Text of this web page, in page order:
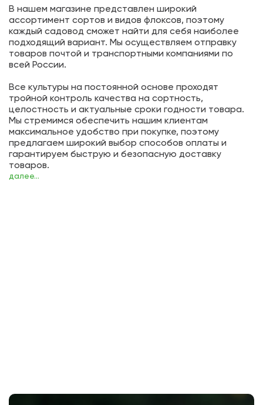
В нашем магазине представлен широкий
ассортимент сортов и видов флоксов, поэтому
каждый садовод сможет найти для себя наиболее
подходящий вариант. Мы осуществляем отправку
товаров почтой и транспортными компаниями по
всей России.
Все культуры на постоянной основе проходят
тройной контроль качества на сортность,
целостность и актуальные сроки годности товара.
Мы стремимся обеспечить нашим клиентам
максимальное удобство при покупке, поэтому
предлагаем широкий выбор способов оплаты и
гарантируем быструю и безопасную доставку
товаров.
далее...